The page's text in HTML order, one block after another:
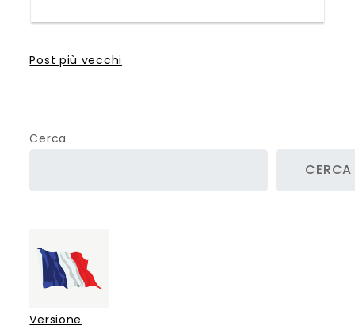
Navigazione
messaggi
Post più vecchi
Cerca
CERCA
Versione